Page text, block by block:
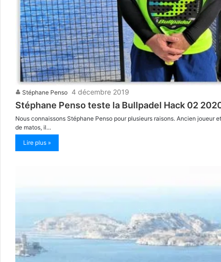
Stéphane Penso 4 décembre 2019
Stéphane Penso teste la Bullpadel Hack 02
Nous connaissons Stéphane Penso pour plusieurs raisons. Ancien
de matos, il…
Lire plus »